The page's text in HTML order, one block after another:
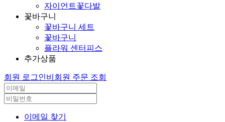
자이언트꽃다발
꽃바구니
꽃바구니 세트
꽃바구니
플라워 센터피스
추가상품
회원 로그인비회원 주문 조회
이메일 찾기